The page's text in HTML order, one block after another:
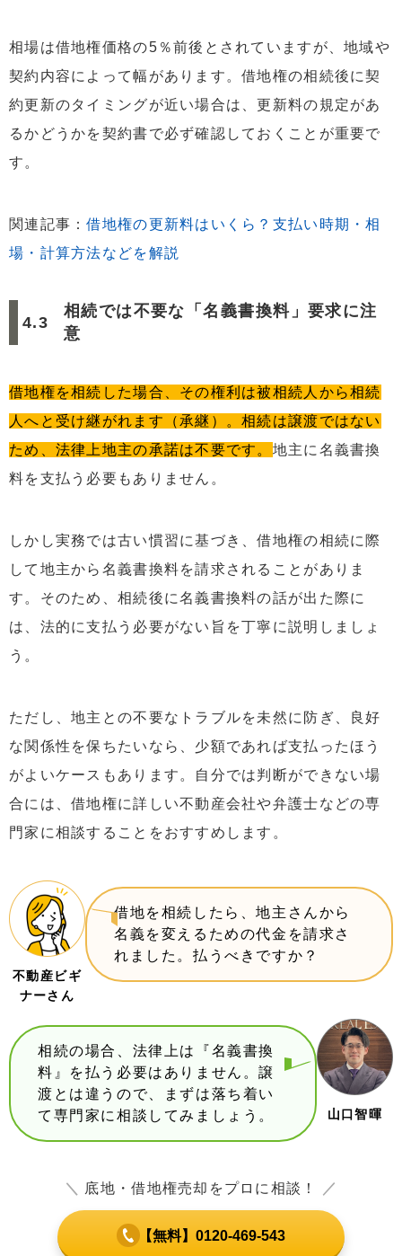
相場は借地権価格の5％前後とされていますが、地域や
契約内容によって幅があります。借地権の相続後に契
約更新のタイミングが近い場合は、更新料の規定があ
るかどうかを契約書で必ず確認しておくことが重要で
す。
関連記事：借地権の更新料はいくら？支払い時期・相
場・計算方法などを解説
相続では不要な「名義書換料」要求に注
意
借地権を相続した場合、その権利は被相続人から相続
人へと受け継がれます（承継）。相続は譲渡ではない
ため、法律上地主の承諾は不要です。 地主に名義書換
料を支払う必要もありません。
しかし実務では古い慣習に基づき、借地権の相続に際
して地主から名義書換料を請求されることがありま
す。そのため、相続後に名義書換料の話が出た際に
は、法的に支払う必要がない旨を丁寧に説明しましょ
う。
ただし、地主との不要なトラブルを未然に防ぎ、良好
な関係性を保ちたいなら、少額であれば支払ったほう
がよいケースもあります。自分では判断ができない場
合には、借地権に詳しい不動産会社や弁護士などの専
門家に相談することをおすすめします。
不動産ビギ
ナーさん
借地を相続したら、地主さんから
名義を変えるための代金を請求さ
れました。払うべきですか？
山口智暉
相続の場合、法律上は『名義書換
料』を払う必要はありません。譲
渡とは違うので、まずは落ち着い
て専門家に相談してみましょう。
＼ 底地・借地権売却をプロに相談！ ／
【無料】0120-469-543